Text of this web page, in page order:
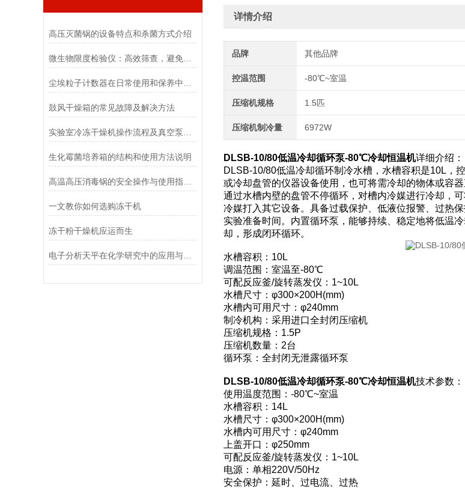
高压灭菌锅的设备特点和杀菌方式介绍
微生物限度检验仪：高效筛查，避免产品微生物污染
鼓风干燥箱的常见故障及解决方法
生化霉菌培养箱的结构和使用方法说明
高温高压消毒锅的安全操作与使用指南说明
一文教你如何选购冻干机
冻干粉干燥机应运而生
电子分析天平在化学研究中的应用与优势说明
详情介绍
品牌 其他品牌
控温范围 -80℃~室温
压缩机规格 1.5匹
压缩机制冷量 6972W
DLSB-10/80低温冷却循环泵-80℃冷却恒温机详细介绍：
DLSB-10/80低温冷却循环制冷水槽，水槽容积是10L
或冷却盘管的仪器设备使用，也可将需冷却的物体或容
通过水槽内壁的盘管不停循环，对槽内冷媒进行冷却，
冷媒打入其它设备。具备过载保护、低液位报警、过热
实验准备时间。内置循环泵，能够持续、稳定地将低温
却，形成闭环循环。
水槽容积：10L
调温范围：室温至-80℃
可配反应釜/旋转蒸发仪：1~10L
水槽尺寸：φ300×200H(mm)
水槽内可用尺寸：φ240mm
制冷机构：采用进口全封闭压缩机
压缩机规格：1.5P
压缩机数量：2台
循环泵：全封闭无泄露循环泵
DLSB-10/80低温冷却循环泵-80℃冷却恒温机技术参数：
使用温度范围：-80℃~室温
水槽容积：14L
水槽尺寸：φ300×200H(mm)
水槽内可用尺寸：φ240mm
上盖开口：φ250mm
可配反应釜/旋转蒸发仪：1~10L
电源：单相220V/50Hz
安全保护：延时、过电流、过热